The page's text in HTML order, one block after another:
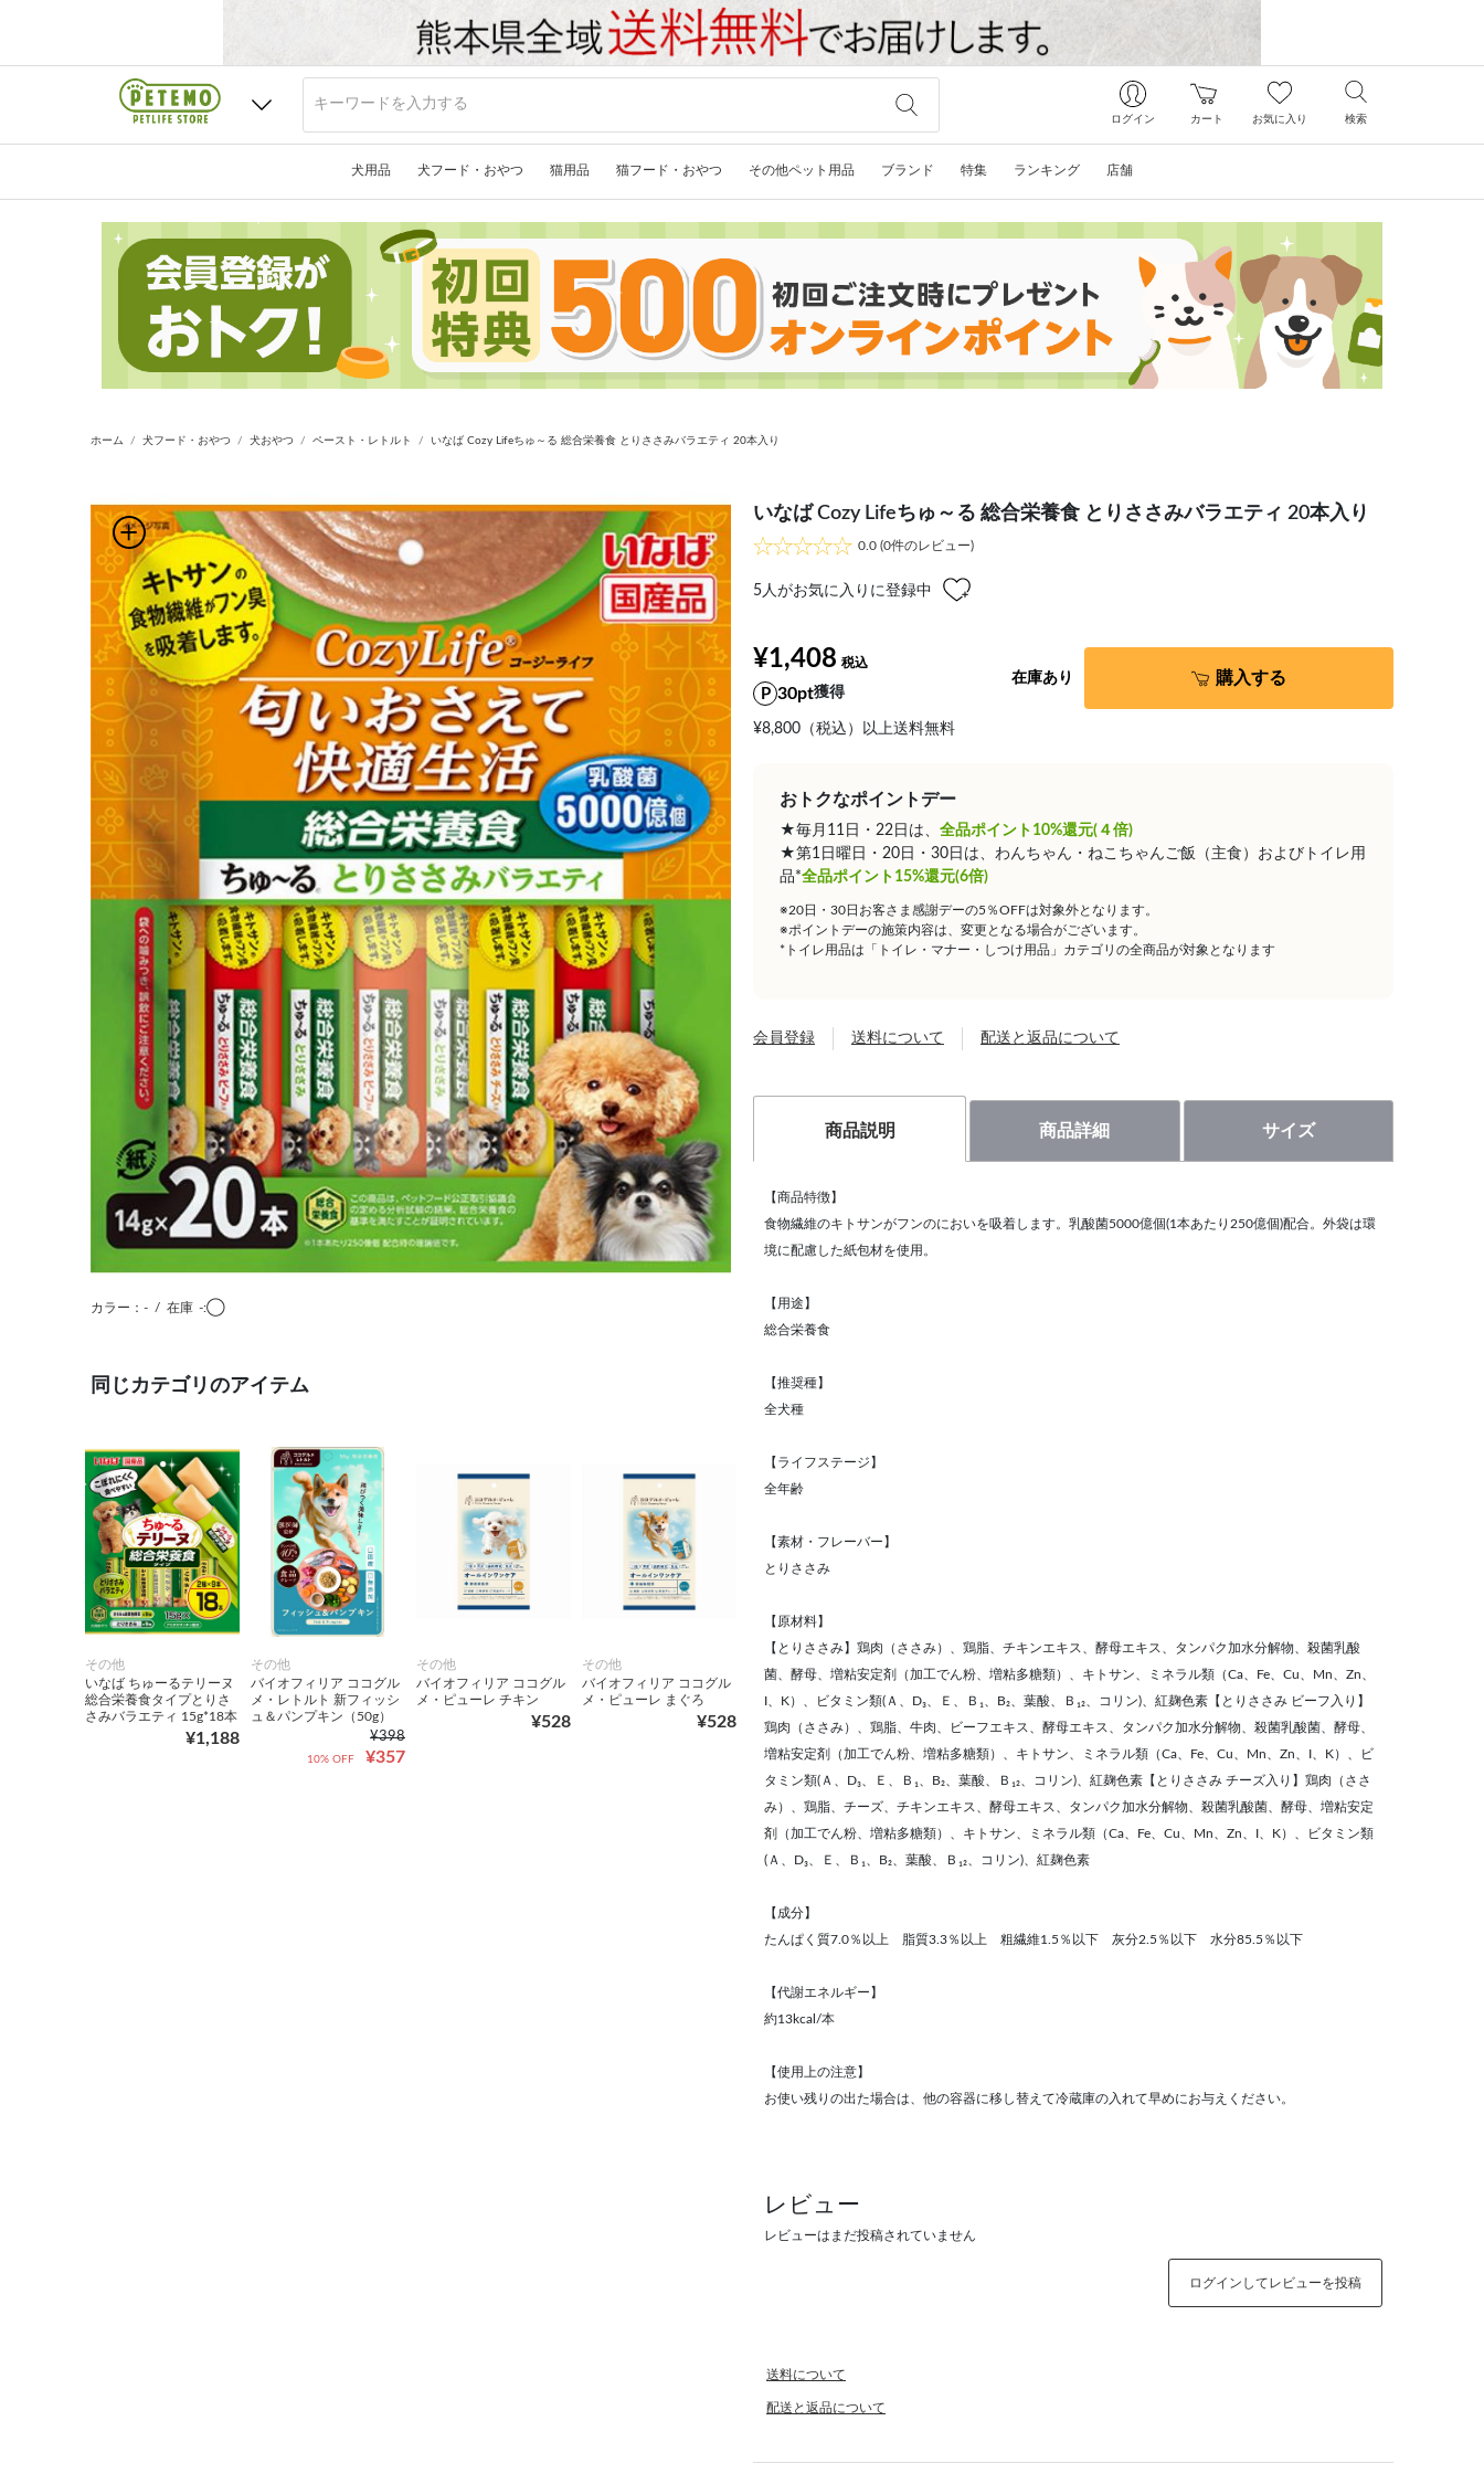
ログイン カート お気に入り 検索
犬用品 犬フード・おやつ 猫用品 猫フード・おやつ その他ペット用品 ブランド 特集 ランキング 店舗
ホーム 犬フード・おやつ 犬おやつ ペースト・レトルト いなば Cozy Lifeちゅ～る 総合栄養食 とりささみバラエティ 20本入り
カラー：- / 在庫 -:◯
同じカテゴリのアイテム
その他
いなば ちゅーるテリーヌ
総合栄養食タイプとりさ
さみバラエティ 15g*18本
¥1,188
その他
バイオフィリア ココグル
メ・レトルト 新フィッシ
ュ＆パンプキン（50g）
¥398
¥357
10% OFF
その他
バイオフィリア ココグル
メ・ピューレ チキン
¥528
その他
バイオフィリア ココグル
メ・ピューレ まぐろ
¥528
いなば Cozy Lifeちゅ～る 総合栄養食 とりささみバラエティ 20本入り
0.0 (0件のレビュー)
5人がお気に入りに登録中
¥1,408
30pt獲得
¥8,800（税込）以上送料無料
在庫あり 購入する
おトクなポイントデー
★毎月11日・22日は、 全品ポイント10%還元(４倍)
★第1日曜日・20日・30日は、わんちゃん・ねこちゃんご飯（主食）およびトイレ用
品*全品ポイント15%還元(6倍)
※20日・30日お客さま感謝デーの5％OFFは対象外となります。
※ポイントデーの施策内容は、変更となる場合がございます。
*トイレ用品は「トイレ・マナー・しつけ用品」カテゴリの全商品が対象となります
会員登録 送料について 配送と返品について
商品説明 商品詳細 サイズ
【商品特徴】
食物繊維のキトサンがフンのにおいを吸着します。乳酸菌5000億個(1本あたり250億個)配合。外袋は環
境に配慮した紙包材を使用。
【用途】
総合栄養食
【推奨種】
全犬種
【ライフステージ】
全年齢
【素材・フレーバー】
とりささみ
【原材料】
【とりささみ】鶏肉（ささみ）、鶏脂、チキンエキス、酵母エキス、タンパク加水分解物、殺菌乳酸
菌、酵母、増粘安定剤（加工でん粉、増粘多糖類）、キトサン、ミネラル類（Ca、Fe、Cu、Mn、Zn、
I、K）、ビタミン類(Ａ、D₃、Ｅ、Ｂ₁、B₂、葉酸、Ｂ₁₂、コリン)、紅麹色素【とりささみ ビーフ入り】
鶏肉（ささみ）、鶏脂、牛肉、ビーフエキス、酵母エキス、タンパク加水分解物、殺菌乳酸菌、酵母、
増粘安定剤（加工でん粉、増粘多糖類）、キトサン、ミネラル類（Ca、Fe、Cu、Mn、Zn、I、K）、ビ
タミン類(Ａ、D₃、Ｅ、Ｂ₁、B₂、葉酸、Ｂ₁₂、コリン)、紅麹色素【とりささみ チーズ入り】鶏肉（ささ
み）、鶏脂、チーズ、チキンエキス、酵母エキス、タンパク加水分解物、殺菌乳酸菌、酵母、増粘安定
剤（加工でん粉、増粘多糖類）、キトサン、ミネラル類（Ca、Fe、Cu、Mn、Zn、I、K）、ビタミン類
(Ａ、D₃、Ｅ、Ｂ₁、B₂、葉酸、Ｂ₁₂、コリン)、紅麹色素
【成分】
たんぱく質7.0％以上 脂質3.3％以上 粗繊維1.5％以下 灰分2.5％以下 水分85.5％以下
【代謝エネルギー】
約13kcal/本
【使用上の注意】
お使い残りの出た場合は、他の容器に移し替えて冷蔵庫の入れて早めにお与えください。
レビュー
レビューはまだ投稿されていません
ログインしてレビューを投稿
送料について
配送と返品について